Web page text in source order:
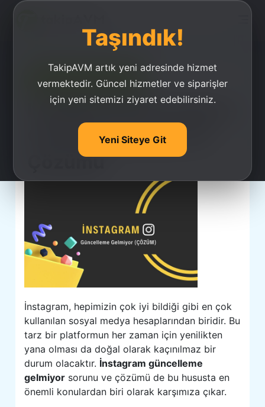
Taşındık!
TakipAVM artık yeni adresinde hizmet
vermektedir. Güncel hizmetler ve siparişler
için yeni sitemizi ziyaret edebilirsiniz.
Yeni Siteye Git
Ucuz Takipçi Satın Al
İnstagram Güncelleme
Gelmiyor Sorunu Ve
Çözümü
İnstagram, hepimizin çok iyi bildiği gibi en çok
kullanılan sosyal medya hesaplarından biridir. Bu
tarz bir platformun her zaman için yenilikten
yana olması da doğal olarak kaçınılmaz bir
durum olacaktır. İnstagram güncelleme
gelmiyor sorunu ve çözümü de bu hususta en
önemli konulardan biri olarak karşımıza çıkar.